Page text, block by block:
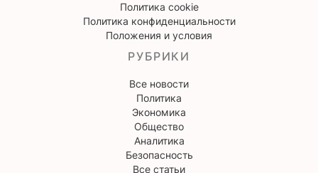
Политика cookie
Политика конфиденциальности
Положения и условия
РУБРИКИ
Все новости
Политика
Экономика
Общество
Аналитика
Безопасность
Все статьи